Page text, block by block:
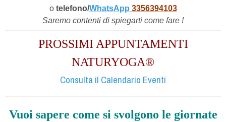
o telefono/WhatsApp 3356394103
Saremo contenti di spiegarti come fare !
PROSSIMI APPUNTAMENTI
NATURYOGA®
Consulta il Calendario Eventi
Vuoi sapere come si svolgono le giornate